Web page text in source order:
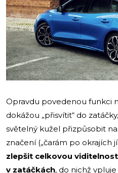
Opravdu povedenou funkci
dokážou „přisvítit“ do
světelný kužel přizpůsobit
značení („čarám po okrajích
zlepšit celkovou
v zatáčkách, do nichž